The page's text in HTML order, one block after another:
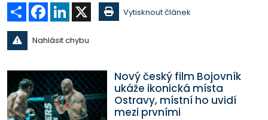
Sdílet Facebook
LinkedIn Vytisknout článek
Nahlásit chybu
Nový český film Bojovník
ukáže ikonická místa
Ostravy, místní ho uvidí
mezi prvními